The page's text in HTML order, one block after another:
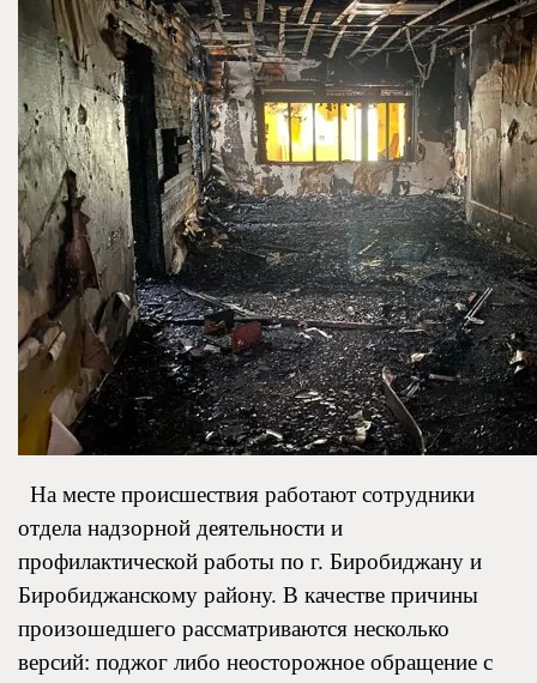
На месте происшествия работают сотрудники
отдела надзорной деятельности и
профилактической работы по г. Биробиджану и
Биробиджанскому району. В качестве причины
произошедшего рассматриваются несколько
версий: поджог либо неосторожное обращение с